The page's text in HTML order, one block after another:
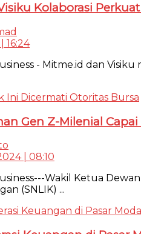
Kolaborasi
16:24
- Mitme.id dan
Gen Z-Milenial Capai
| 08:10
Wakil Ketua
(SNLIK) ...